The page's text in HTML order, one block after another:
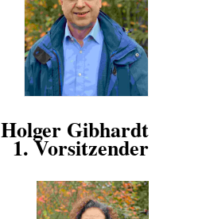
Holger Gibhardt
1. Vorsitzender